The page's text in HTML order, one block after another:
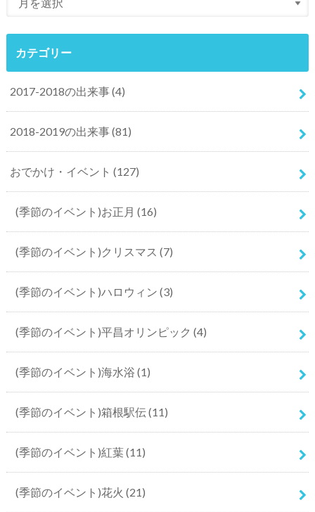
カテゴリー
2017-2018の出来事(4)
2018-2019の出来事(81)
おでかけ・イベント (127)
(季節のイベント)お正月 (16)
(季節のイベント)クリスマス (7)
(季節のイベント)ハロウィン (3)
(季節のイベント)平昌オリンピック (4)
(季節のイベント)海水浴 (1)
(季節のイベント)箱根駅伝(11)
(季節のイベント)紅葉(11)
(季節のイベント)花火 (21)